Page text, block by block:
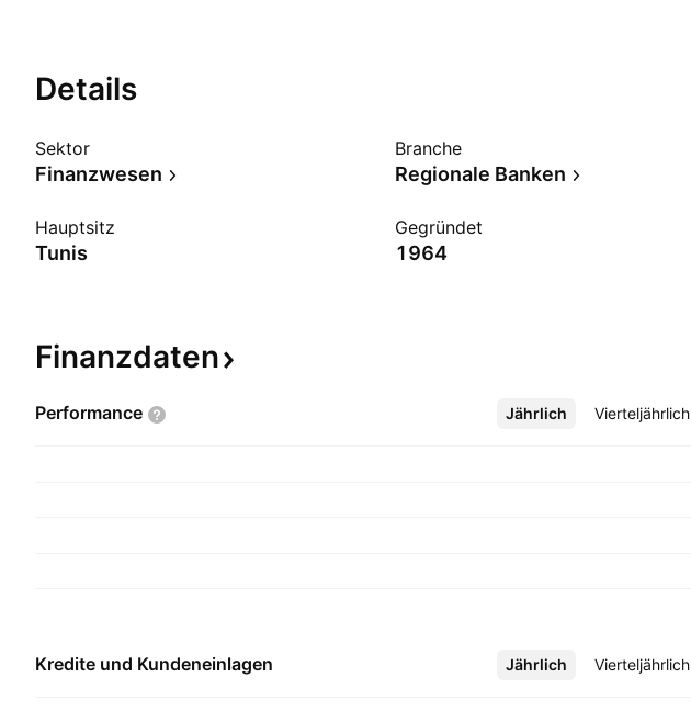
Details
Sektor
Finanzwesen
Branche
Regionale Banken
Hauptsitz
Tunis
Gegründet
1964
Finanzdaten
Performance Jährlich Vierteljährlich
Mehr
Kredite und Kundeneinlagen Jährlich Vierteljährlich
Mehr